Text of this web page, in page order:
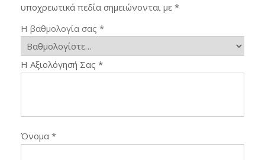
υποχρεωτικά πεδία σημειώνονται με *
Η βαθμολογία σας *
Η Αξιολόγησή Σας *
Όνομα *